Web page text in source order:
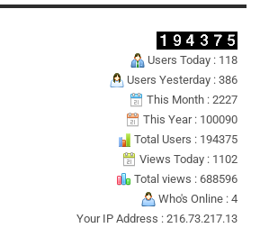
Users Today : 118
Users Yesterday : 386
This Month : 2227
This Year : 100090
Total Users : 194375
Views Today : 1102
Total views : 688596
Who's Online : 4
Your IP Address : 216.73.217.13